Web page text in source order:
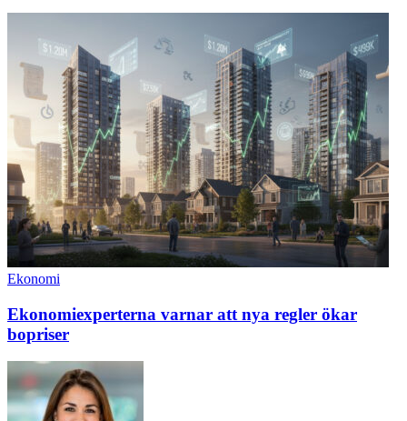
Ekonomi
Ekonomiexperterna varnar att nya regler ökar
bopriser